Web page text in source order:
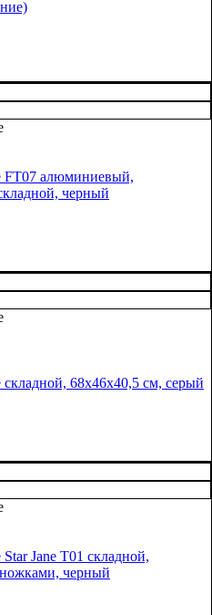
FT07 алюминиевый,
черный
68х46х40,5 см, серый
Jane T01 складной,
черный